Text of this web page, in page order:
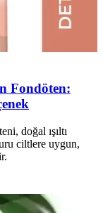
Fondöten:
doğal ışıltı
ciltlere uygun,